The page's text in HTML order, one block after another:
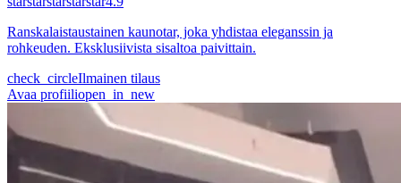
Ranskalaistaustainen kaunotar, joka yhdistaa eleganssin ja
rohkeuden. Eksklusiivista sisaltoa paivittain.
check_circleIlmainen tilaus
Avaa profiiliopen_in_new